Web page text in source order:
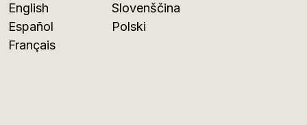
English
Español
Français
Slovenščina
Polski